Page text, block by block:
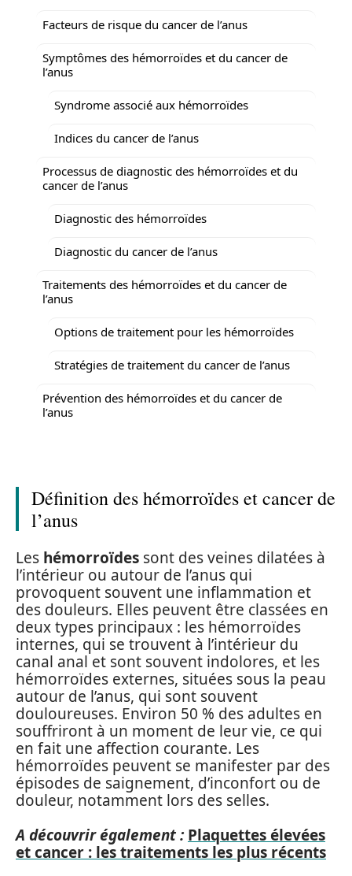
Facteurs de risque du cancer de l’anus
Symptômes des hémorroïdes et du cancer de
l’anus
Syndrome associé aux hémorroïdes
Indices du cancer de l’anus
Processus de diagnostic des hémorroïdes et du
cancer de l’anus
Diagnostic des hémorroïdes
Diagnostic du cancer de l’anus
Traitements des hémorroïdes et du cancer de
l’anus
Options de traitement pour les hémorroïdes
Stratégies de traitement du cancer de l’anus
Prévention des hémorroïdes et du cancer de
l’anus
Définition des hémorroïdes et cancer de
l’anus
Les hémorroïdes sont des veines dilatées à
l’intérieur ou autour de l’anus qui
provoquent souvent une inflammation et
des douleurs. Elles peuvent être classées en
deux types principaux : les hémorroïdes
internes, qui se trouvent à l’intérieur du
canal anal et sont souvent indolores, et les
hémorroïdes externes, situées sous la peau
autour de l’anus, qui sont souvent
douloureuses. Environ 50 % des adultes en
souffriront à un moment de leur vie, ce qui
en fait une affection courante. Les
hémorroïdes peuvent se manifester par des
épisodes de saignement, d’inconfort ou de
douleur, notamment lors des selles.
A découvrir également : Plaquettes élevées
et cancer : les traitements les plus récents